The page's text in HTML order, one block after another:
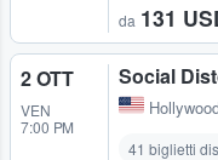
da 131
2 OTT
VEN
7:00 PM
Social
41 biglietti